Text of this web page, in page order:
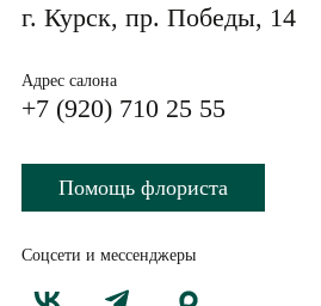
г. Курск, пр. Победы, 14
Адрес салона
+7 (920) 710 25 55
Помощь флориста
Соцсети и мессенджеры